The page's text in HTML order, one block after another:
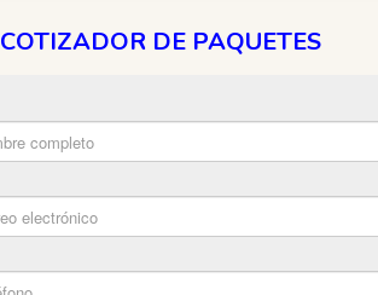
COTIZADOR DE PAQUETES